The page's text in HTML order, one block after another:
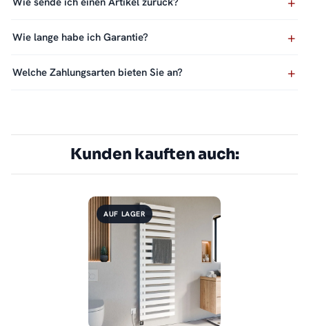
Wie lange habe ich Garantie?
Welche Zahlungsarten bieten Sie an?
Kunden kauften auch:
AUF LAGER